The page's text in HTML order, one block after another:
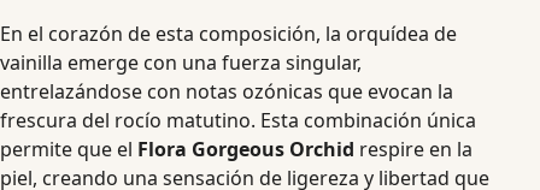
En el corazón de esta composición, la orquídea de
vainilla emerge con una fuerza singular,
entrelazándose con notas ozónicas que evocan la
frescura del rocío matutino. Esta combinación única
permite que el Flora Gorgeous Orchid respire en la
piel, creando una sensación de ligereza y libertad que